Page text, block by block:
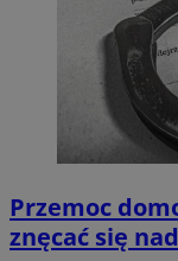
Przemoc
znęcać się